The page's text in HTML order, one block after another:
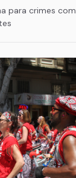
para crimes